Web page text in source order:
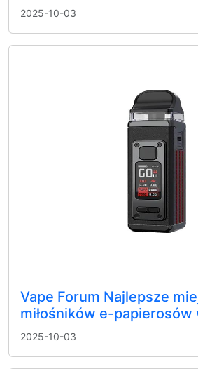
2025-10-03
Vape Forum Najlepsze
miłośników e-papierosów
2025-10-03